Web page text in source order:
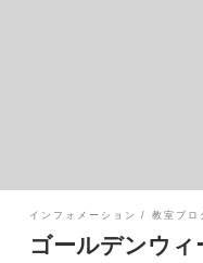
インフォメーション 教室ブロ
ゴールデンウィ